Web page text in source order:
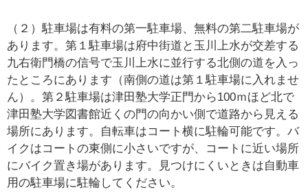
（２）駐車場は有料の第一駐車場、無料の第二駐車場が
あります。第１駐車場は府中街道と玉川上水が交差する
九右衛門橋の信号で玉川上水に並行する北側の道を入っ
たところにあります（南側の道は第１駐車場に入れませ
ん）。第２駐車場は津田塾大学正門から100ｍほど北で
津田塾大学図書館近くの門の向かい側で道路から見える
場所にあります。自転車はコート横に駐輪可能です。バ
イクはコートの東側に小さいですが、コートに近い場所
にバイク置き場があります。見つけにくいときは自動車
用の駐車場に駐輪してください。